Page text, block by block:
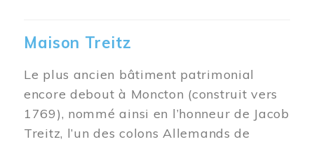
Maison Treitz
Le plus ancien bâtiment patrimonial
encore debout à Moncton (construit vers
1769), nommé ainsi en l’honneur de Jacob
Treitz, l’un des colons Allemands de